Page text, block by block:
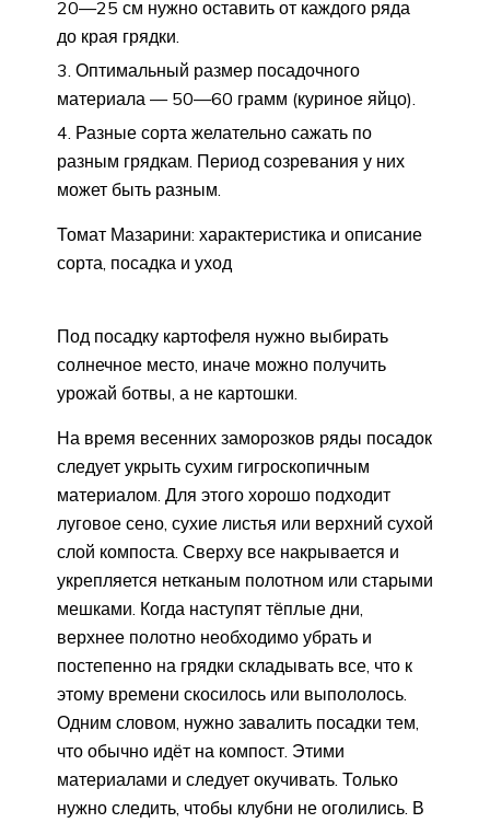
20—25 см нужно оставить от каждого ряда
до края грядки.
Оптимальный размер посадочного
материала — 50—60 грамм (куриное яйцо).
Разные сорта желательно сажать по
разным грядкам. Период созревания у них
может быть разным.
Томат Мазарини: характеристика и описание
сорта, посадка и уход
Под посадку картофеля нужно выбирать
солнечное место, иначе можно получить
урожай ботвы, а не картошки.
На время весенних заморозков ряды посадок
следует укрыть сухим гигроскопичным
материалом. Для этого хорошо подходит
луговое сено, сухие листья или верхний сухой
слой компоста. Сверху все накрывается и
укрепляется нетканым полотном или старыми
мешками. Когда наступят тёплые дни,
верхнее полотно необходимо убрать и
постепенно на грядки складывать все, что к
этому времени скосилось или выпололось.
Одним словом, нужно завалить посадки тем,
что обычно идёт на компост. Этими
материалами и следует окучивать. Только
нужно следить, чтобы клубни не оголились. В